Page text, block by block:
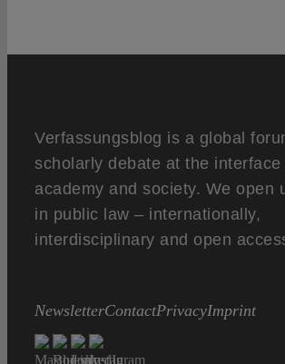
Verfassungsblog is a global
scholarly debate at the interface
academy and society. We open
in public law – internationally,
interdisciplinary and open
NewsletterContactPrivacyImprint